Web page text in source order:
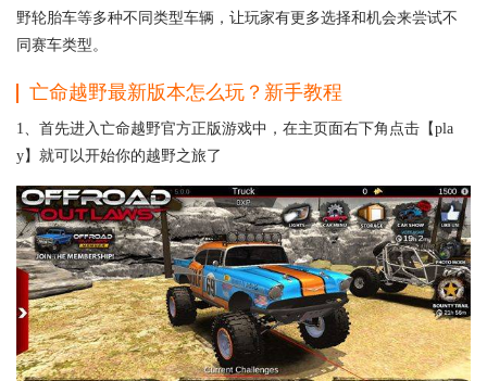
野轮胎车等多种不同类型车辆，让玩家有更多选择和机会来尝试不
同赛车类型。
亡命越野最新版本怎么玩？新手教程
1、首先进入亡命越野官方正版游戏中，在主页面右下角点击【pla
y】就可以开始你的越野之旅了